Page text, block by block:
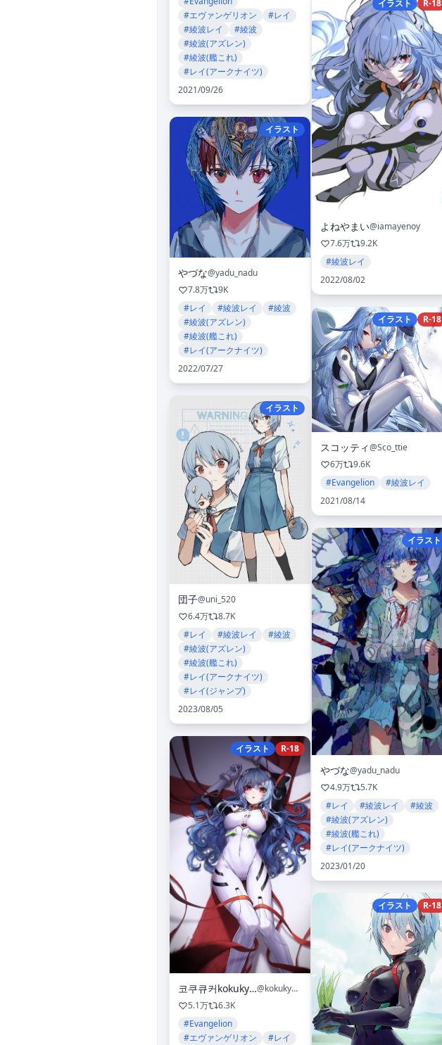
#エヴァンゲリオン
#レイ
#綾波レイ
#綾波
#綾波(アズレン)
#綾波(艦これ)
#レイ(アークナイツ)
2021/09/26
イラスト
やづな@yadu_nadu
7.8万
9K
#レイ
#綾波レイ
#綾波
#綾波(アズレン)
#綾波(艦これ)
#レイ(アークナイツ)
2022/07/27
イラスト
団子@uni_520
6.4万
8.7K
#レイ
#綾波レイ
#綾波
#綾波(アズレン)
#綾波(艦これ)
#レイ(アークナイツ)
#レイ(ジャンプ)
2023/08/05
イラスト R-18
코쿠큐커kokukyukeo
@kokukyukeo
5.1万
6.3K
#Evangelion
#エヴァンゲリオン
#レイ
イラスト R-18
よねやまい@iamayenoy
7.6万
9.2K
#綾波レイ
2022/08/02
イラスト R-18
スコッティ@Sco_ttie
6万
9.6K
#Evangelion
#綾波レイ
2021/08/14
イラスト
やづな@yadu_nadu
4.9万
5.7K
#レイ
#綾波レイ
#綾波
#綾波(アズレン)
#綾波(艦これ)
#レイ(アークナイツ)
2023/01/20
イラスト R-18